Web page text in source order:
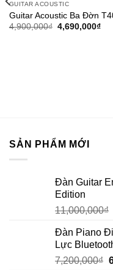
GUITAR ACOUSTIC
Guitar Acoustic Ba Đờn
4,900,000₫ 4,690,000₫
SẢN PHẨM MỚI
Đàn Guitar
Edition
11,000,000₫
Đàn Piano
Lực
7,200,000₫